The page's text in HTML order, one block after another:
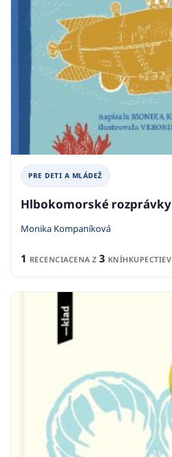
PRE DETI A MLÁDEŽ
Hlbokomorské rozprávky
Monika Kompaníková
1 RECENCIACENA Z 3 KNÍHKUPECTIEV